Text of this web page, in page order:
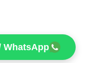
WhatsApp